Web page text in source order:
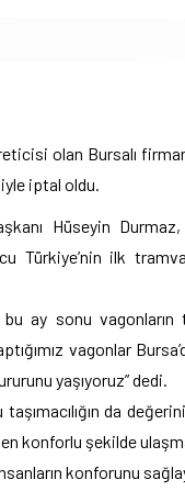
olan Bursalı
iptal oldu.
Hüseyin
Türkiye’nin ilk
ay sonu vagonların
vagonlar
yaşıyoruz” dedi.
da
en konforlu şekilde
konforunu